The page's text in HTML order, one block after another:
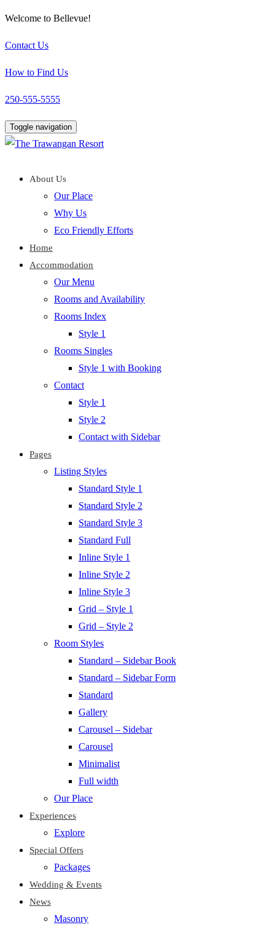
Welcome to Bellevue!
Contact Us
How to Find Us
250-555-5555
Toggle navigation
About Us
Our Place
Why Us
Eco Friendly Efforts
Home
Accommodation
Our Menu
Rooms and Availability
Rooms Index
Style 1
Rooms Singles
Style 1 with Booking
Contact
Style 1
Style 2
Contact with Sidebar
Pages
Listing Styles
Standard Style 1
Standard Style 2
Standard Style 3
Standard Full
Inline Style 1
Inline Style 2
Inline Style 3
Grid – Style 1
Grid – Style 2
Room Styles
Standard – Sidebar Book
Standard – Sidebar Form
Standard
Gallery
Carousel – Sidebar
Carousel
Minimalist
Full width
Our Place
Experiences
Explore
Special Offers
Packages
Wedding & Events
News
Masonry